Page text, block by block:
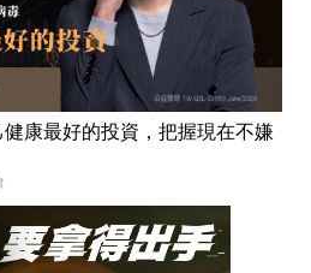
康最好的投資，把握現在不嫌